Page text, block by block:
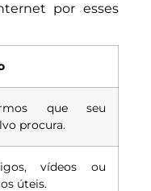
por esses
que seu
procura.
vídeos ou
úteis.